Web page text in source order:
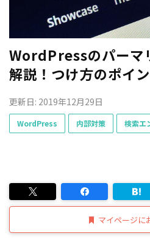
WordPressのパーマ
解説！つけ方のポイ
更新日: 2019年12月29日
WordPress 内部対策 検索エ
マイページに